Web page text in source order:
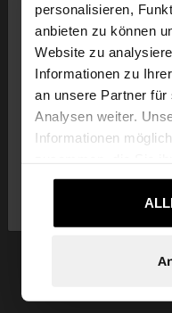
personalisieren,
anbieten zu können
Website zu
Informationen zu
an unsere Partner für
Analysen weiter.
Informationen
die sie im Rahmen
gesammelt haben.
hallo
Sie greifen von
Möchten Sie unsere
Luxembourg